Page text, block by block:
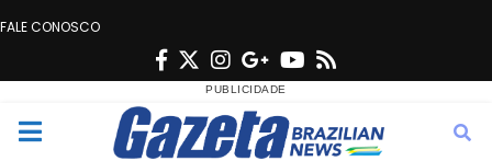
FALE CONOSCO
F
c
T
w
i
n
s
G
o
o
Y
u s
M